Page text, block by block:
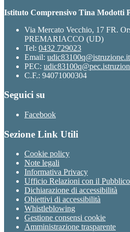
Istituto Comprensivo Tina Modotti
Via Mercato Vecchio, 17 FR.
PREMARIACCO (UD)
Tel: 0432 729023
Email: udic83100q@istruzione.it
PEC:
C.F.: 94071000304
Seguici su
Facebook
Sezione Link Utili
Cookie policy
Note legali
Informativa Privacy
Ufficio Relazioni con il Pubblico
Dichiarazione di accessibilità
Obiettivi di accessibilità
Whistleblowing
Gestione consensi cookie
Amministrazione trasparente